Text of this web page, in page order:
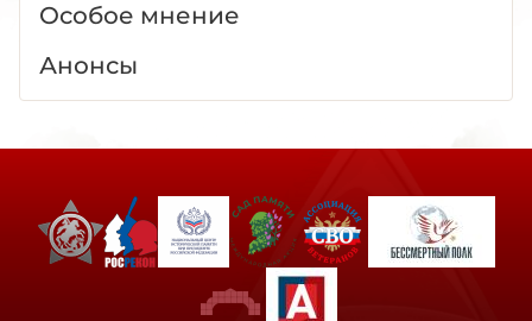
Особое мнение
Анонсы